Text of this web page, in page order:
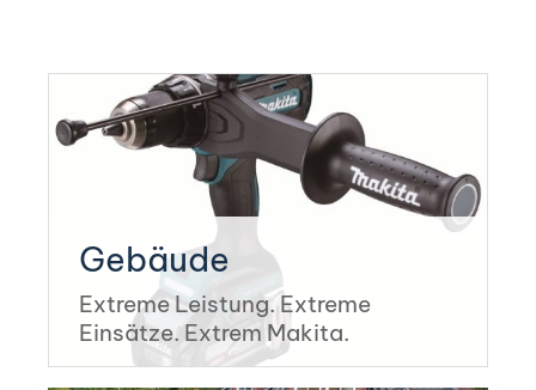
Extreme Leistung. Extreme
Einsätze. Extrem Makita.
Kategorie:
Gebäude